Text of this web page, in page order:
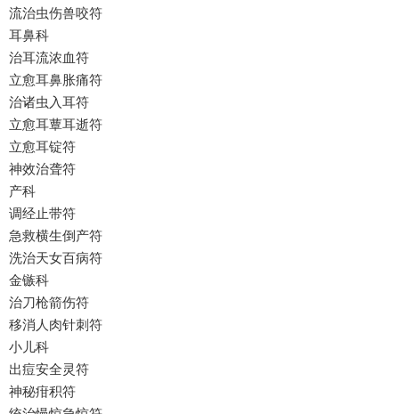
流治虫伤兽咬符
耳鼻科
治耳流浓血符
立愈耳鼻胀痛符
治诸虫入耳符
立愈耳蕈耳逝符
立愈耳锭符
神效治聋符
产科
调经止带符
急救横生倒产符
洗治天女百病符
金镞科
治刀枪箭伤符
移消人肉针刺符
小儿科
出痘安全灵符
神秘疳积符